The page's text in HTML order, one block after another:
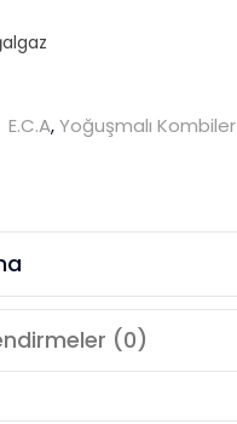
E.C.A,Yoğuşmalı Kombiler
(0)